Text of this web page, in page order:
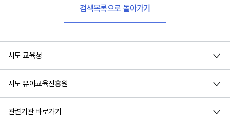
검색목록으로 돌아가기
시도 교육청
시도 유아교육진흥원
관련기관 바로가기